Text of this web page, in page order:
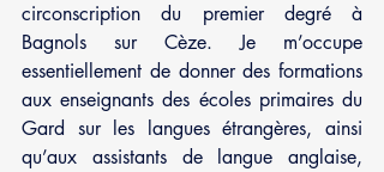
circonscription du premier degré à
Bagnols sur Cèze. Je m’occupe
essentiellement de donner des formations
aux enseignants des écoles primaires du
Gard sur les langues étrangères, ainsi
qu’aux assistants de langue anglaise,